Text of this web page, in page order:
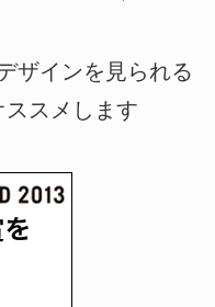
ザインを見られる
スメします